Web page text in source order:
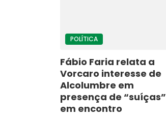
POLÍTICA
Fábio Faria relata a
Vorcaro interesse de
Alcolumbre em
presença de “suíças”
em encontro